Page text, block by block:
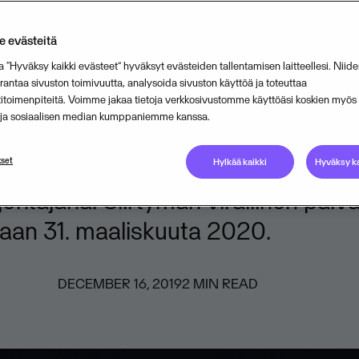
toimitusjohtaja Øystein
vuonna astuvansa alas
2020. Visman hallitus
jälkeen Visman uudeksi
Merete Hvervenin, joka
varatoimitusjohtajana ja
Siirtymän virallinen
31. maaliskuuta 2020.
DECEMBER 16, 20192 MIN READ
evästeitä
“Hyväksy kaikki evästeet” hyväksyt evästeiden tallentamisen laitteellesi.
sivuston toimivuutta, analysoida sivuston käyttöä ja toteuttaa
Voimme jakaa tietoja verkkosivustomme käyttöäsi koskien myös
sosiaalisen median kumppaniemme kanssa.
Hylkää kaikki Hyväksy